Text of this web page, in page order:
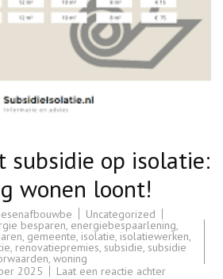
subsidie op isolatie:
wonen loont!
Uncategorized
besparen, energiebespaarlening,
, gemeente, isolatie, isolatiewerken,
, renovatiepremies, subsidie, subsidie
, woning
2025 Laat een reactie achterop